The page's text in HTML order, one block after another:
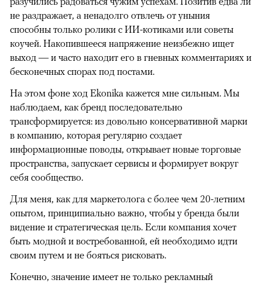
не раздражает, а ненадолго отвлечь от уныния
способны только ролики с ИИ-котиками или советы
коучей. Накопившееся напряжение неизбежно ищет
выход — и часто находит его в гневных комментариях и
бесконечных спорах под постами.
На этом фоне ход Ekonika кажется мне сильным. Мы
наблюдаем, как бренд последовательно
трансформируется: из довольно консервативной марки
в компанию, которая регулярно создает
информационные поводы, открывает новые торговые
пространства, запускает сервисы и формирует вокруг
себя сообщество.
Для меня, как для маркетолога с более чем 20-летним
опытом, принципиально важно, чтобы у бренда были
видение и стратегическая цель. Если компания хочет
быть модной и востребованной, ей необходимо идти
своим путем и не бояться рисковать.
Конечно, значение имеет не только рекламный